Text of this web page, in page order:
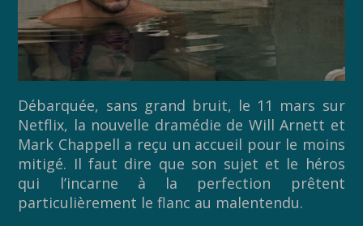
Débarquée, sans grand bruit, le 11 mars sur
Netflix, la nouvelle dramédie de Will Arnett et
Mark Chappell a reçu un accueil pour le moins
mitigé. Il faut dire que son sujet et le héros
qui l’incarne à la perfection prêtent
particulièrement le flanc au malentendu.